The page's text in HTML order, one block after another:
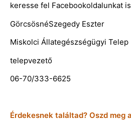
keresse fel Facebookoldalunkat
GörcsösnéSzegedy Eszter
Miskolci Állategészségügyi Telep
telepvezető
06-70/333-6625
Érdekesnek találtad? Oszd meg